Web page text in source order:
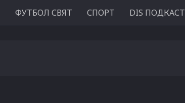
ФУТБОЛ СВЯТ СПОРТ DIS ПОДКАСТ